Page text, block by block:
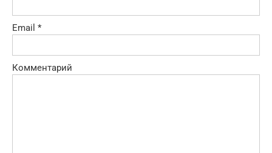
Email *
Комментарий